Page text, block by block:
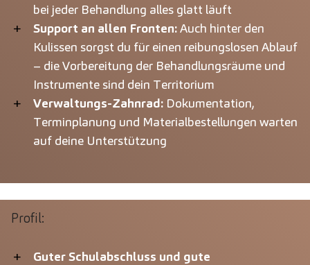
bei jeder Behandlung alles glatt läuft
Support an allen Fronten:Auch hinter den
Kulissen sorgst du für einen reibungslosen Ablauf
– die Vorbereitung der Behandlungsräume und
Instrumente sind dein Territorium
Verwaltungs-Zahnrad: Dokumentation,
Terminplanung und Materialbestellungen warten
auf deine Unterstützung
Profil:
Guter Schulabschluss und gute